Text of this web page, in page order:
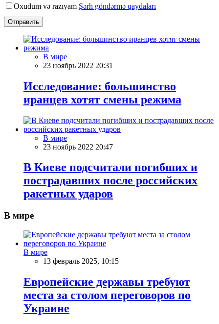
Oxudum və razıyam Şərh göndərmə qaydaları
Отправить
В мире
23 ноябрь 2022 20:31
Исследование: большинство
иранцев хотят смены режима
В мире
23 ноябрь 2022 20:47
В Киеве подсчитали погибших и
пострадавших после российских
ракетных ударов
В мире
В мире
13 февраль 2025, 10:15
Европейские державы требуют
места за столом переговоров по
Украине